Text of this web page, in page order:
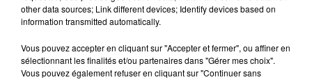
nous apprenons à découvrir qui est l'artiste mais aussi
qui est Fatima. "La Zarra, Ce n'est pas un personnage,
s'est mon alter ego". Amour, relation avec les
hommes, origines, amour de la musique... Une
other data sources; Link different devices; Identify devices based on
information transmitted automatically.
Vous pouvez accepter en cliquant sur "Accepter et fermer", ou affiner en
sélectionnant les finalités et/ou partenaires dans "Gérer mes choix".
Vous pouvez également refuser en cliquant sur "Continuer sans